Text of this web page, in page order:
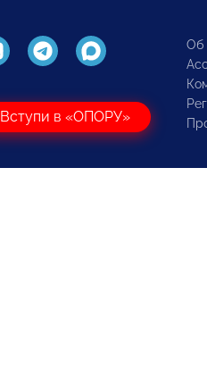
Вступи в «ОПОРУ»
Об